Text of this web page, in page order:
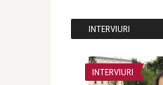
INTERVIURI
INTERVIURI